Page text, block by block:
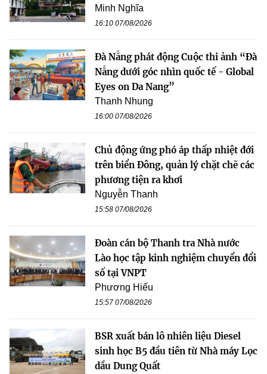
Minh Nghĩa
16:10 07/08/2026
Đà Nẵng phát động Cuộc thi ảnh “Đà
Nẵng dưới góc nhìn quốc tế - Global
Eyes on Da Nang”
Thanh Nhung
16:00 07/08/2026
Chủ động ứng phó áp thấp nhiệt đới
trên biển Đông, quản lý chặt chẽ các
phương tiện ra khơi
Nguyễn Thanh
15:58 07/08/2026
Đoàn cán bộ Thanh tra Nhà nước
Lào học tập kinh nghiệm chuyển đổi
số tại VNPT
Phương Hiếu
15:57 07/08/2026
BSR xuất bán lô nhiên liệu Diesel
sinh học B5 đầu tiên từ Nhà máy Lọc
dầu Dung Quất